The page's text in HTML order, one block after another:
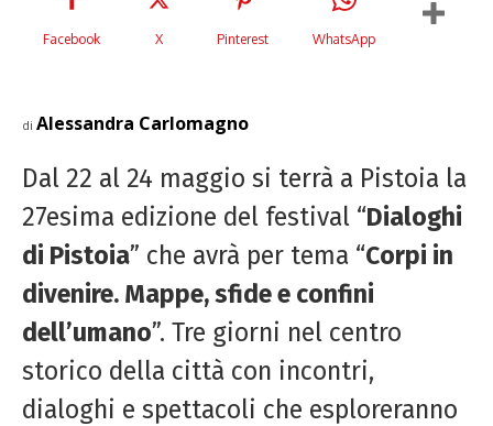
Facebook X Pinterest WhatsApp
di Alessandra Carlomagno
Dal 22 al 24 maggio si terrà a Pistoia la
27esima edizione del festival “Dialoghi
di Pistoia” che avrà per tema “Corpi in
divenire. Mappe, sfide e confini
dell’umano”. Tre giorni nel centro
storico della città con incontri,
dialoghi e spettacoli che esploreranno